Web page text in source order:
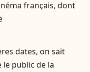
français, dont
dates, on sait
le public de la